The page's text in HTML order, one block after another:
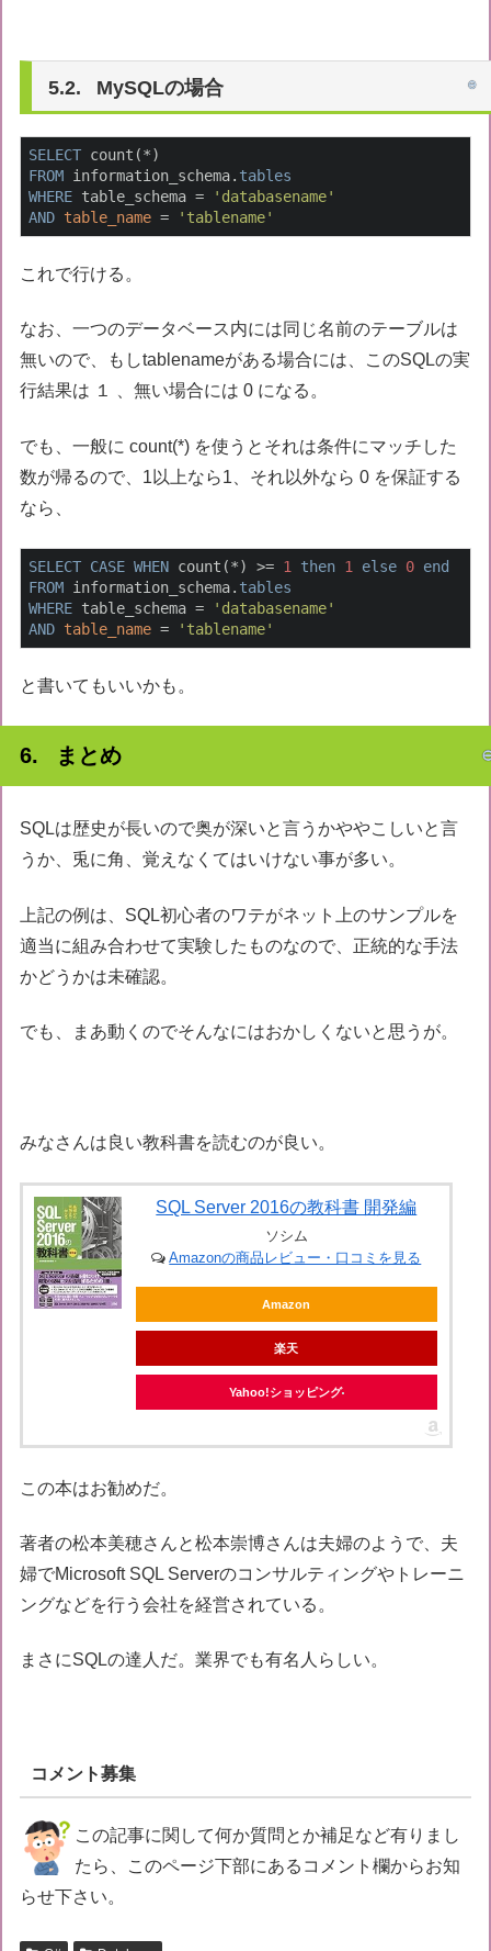
MySQLの場合
SELECT
FROM information_schema. tables
WHERE table_schema =
'databasename'
AND table_name = 'tablename'
これで行ける。
なお、一つのデータベース内には同じ名前のテーブルは
無いので、もしtablenameがある場合には、このSQLの実
行結果は １ 、無い場合には 0 になる。
でも、一般に count(*) を使うとそれは条件にマッチした
数が帰るので、1以上なら1、それ以外なら 0 を保証する
なら、
SELECT CASE WHEN count(*) >= 1 then 1 else 0 end
FROM information_schema. tables
WHERE table_schema =
'databasename'
AND table_name = 'tablename'
と書いてもいいかも。
まとめ
SQLは歴史が長いので奥が深いと言うかややこしいと言
うか、兎に角、覚えなくてはいけない事が多い。
上記の例は、SQL初心者のワテがネット上のサンプルを
適当に組み合わせて実験したものなので、正統的な手法
かどうかは未確認。
でも、まあ動くのでそんなにはおかしくないと思うが。
みなさんは良い教科書を読むのが良い。
SQL Server 2016の教科書 開発編
ソシム
Amazonの商品レビュー・口コミを見る
Amazon
楽天
Yahoo!ショッピング
この本はお勧めだ。
著者の松本美穂さんと松本崇博さんは夫婦のようで、夫
婦でMicrosoft SQL Serverのコンサルティングやトレーニ
ングなどを行う会社を経営されている。
まさにSQLの達人だ。業界でも有名人らしい。
コメント募集
この記事に関して何か質問とか補足など有りまし
たら、このページ下部にあるコメント欄からお知
らせ下さい。